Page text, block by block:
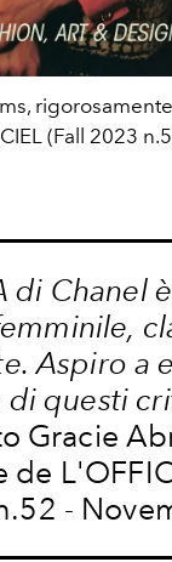
(Fall 2023
di Chanel
Aspiro a
di questi
Gracie
de
-